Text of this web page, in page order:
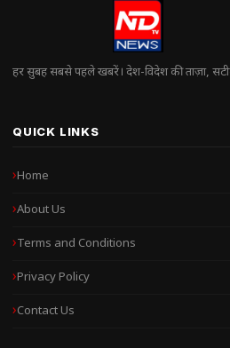
हर सुबह सबसे पहले खबरें। देश-विदेश की ताज़ा,
QUICK LINKS
Home
About Us
Terms and Conditions
Privacy Policy
Contact Us